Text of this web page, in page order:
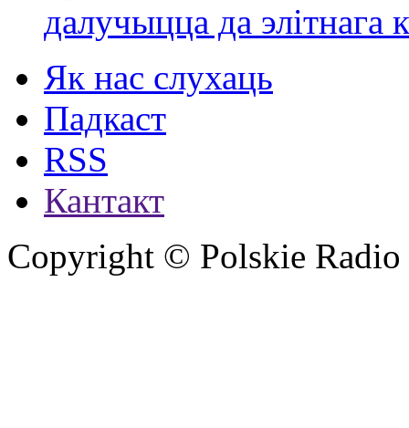
далучыцца да элітнага
Як нас слухаць
Падкаст
RSS
Кантакт
Copyright © Polskie